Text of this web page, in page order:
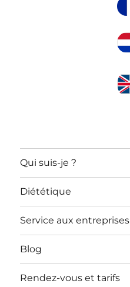
Qui suis-je ?
Diététique
Service aux entreprises
Blog
Rendez-vous et tarifs